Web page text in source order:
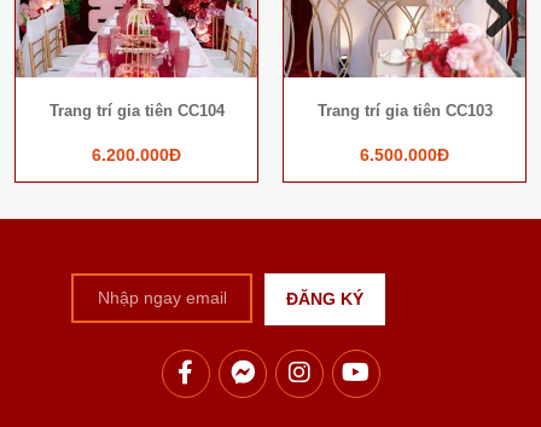
Trang trí gia tiên CC104
6.200.000Đ
Trang trí gia tiên CC103
6.500.000Đ
Next